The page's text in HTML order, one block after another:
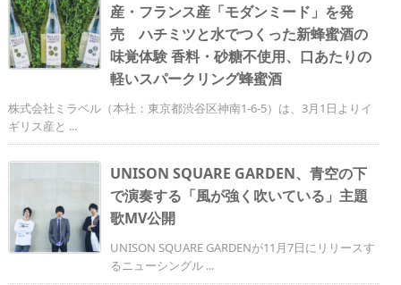
産・フランス産「モダンミード」を発
売 ハチミツと水でつくった新蜂蜜酒の
味覚体験 香料・砂糖不使用、口あたりの
軽いスパークリング蜂蜜酒
株式会社ミラベル（本社：東京都渋谷区神南1-6-5）は、3月1日よりイ
ギリス産と ...
UNISON SQUARE GARDEN、青空の下
で演奏する「風が強く吹いている」主題
歌MV公開
UNISON SQUARE GARDENが11月7日にリリースす
るニューシングル ...